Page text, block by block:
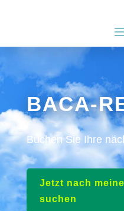
BACA-
Buchen Sie Ihre
Jetzt nach
suchen